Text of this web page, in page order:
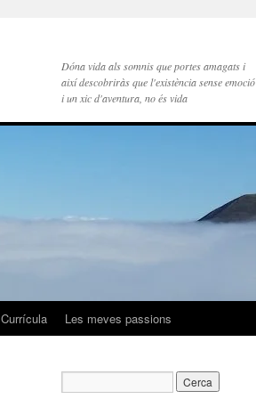
Dóna vida als somnis que portes amagats i
així descobriràs que l'existència sense emoció
i un xic d'aventura, no és vida
Currícula Les meves passions